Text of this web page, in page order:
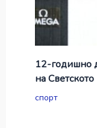
12-годишно
на
спорт